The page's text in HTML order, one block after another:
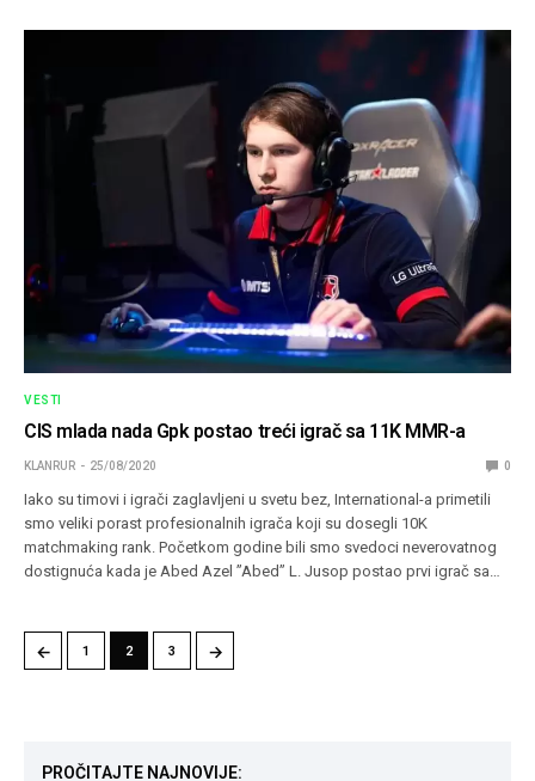
VESTI
CIS mlada nada Gpk postao treći igrač sa 11K MMR-a
KLANRUR 25/08/2020 0
Iako su timovi i igrači zaglavljeni u svetu bez, International-a primetili
smo veliki porast profesionalnih igrača koji su dosegli 10K
matchmaking rank. Početkom godine bili smo svedoci neverovatnog
dostignuća kada je Abed Azel ”Abed” L. Jusop postao prvi igrač sa…
← 1 2 3 →
PROČITAJTE NAJNOVIJE: